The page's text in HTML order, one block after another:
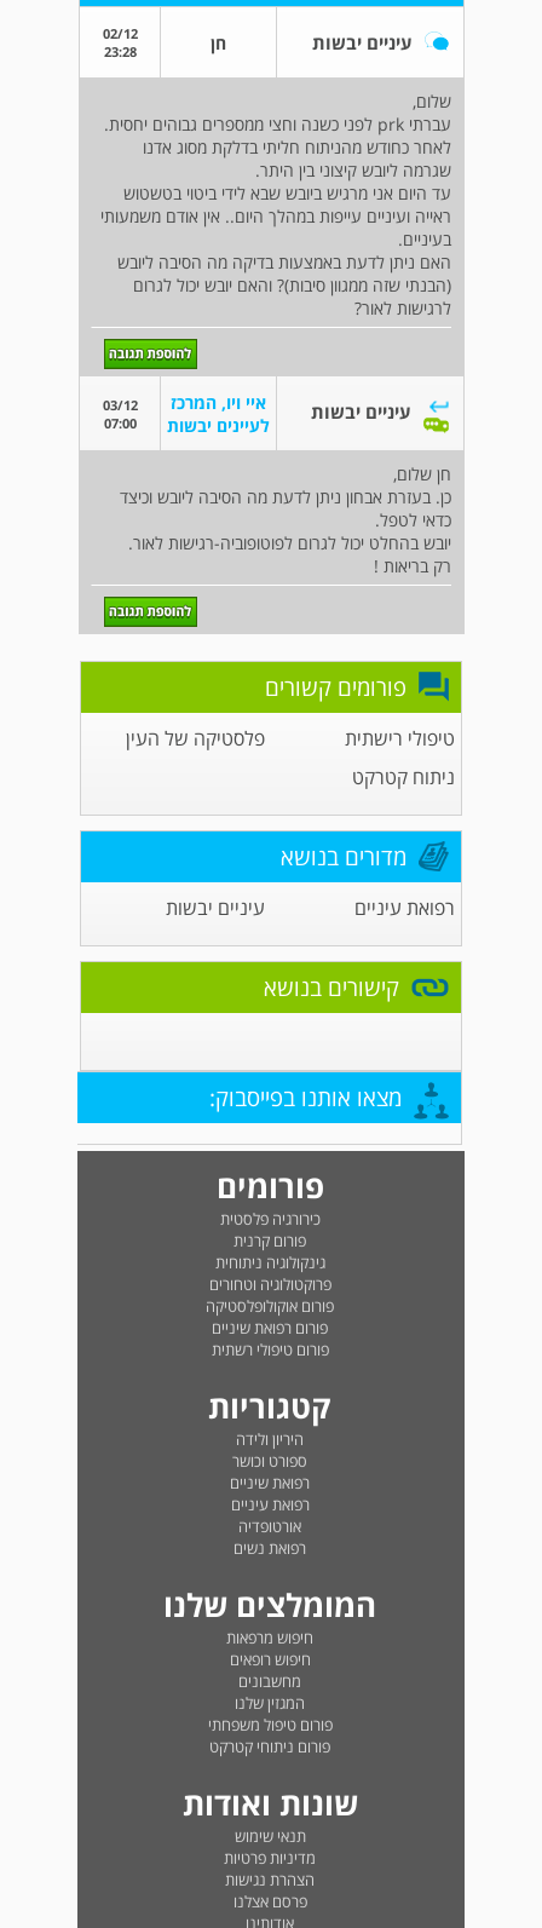
עיניים יבשות חן
02/12
23:28
שלום,
עברתי prk לפני כשנה וחצי ממספרים גבוהים יחסית.
לאחר כחודש מהניתוח חליתי בדלקת מסוג אדנו
שגרמה ליובש קיצוני בין היתר.
עד היום אני מרגיש ביובש שבא לידי ביטוי בטשטוש
ראייה ועיניים עייפות במהלך היום.. אין אודם משמעותי
בעיניים.
האם ניתן לדעת באמצעות בדיקה מה הסיבה ליובש
(הבנתי שזה ממגוון סיבות)? והאם יובש יכול לגרום
לרגישות לאור?
עיניים יבשות
איי ויו, המרכז
לעיינים יבשות
03/12
07:00
חן שלום,
כן. בעזרת אבחון ניתן לדעת מה הסיבה ליובש וכיצד
כדאי לטפל.
יובש בהחלט יכול לגרום לפוטופוביה-רגישות לאור.
רק בריאות !
פורומים קשורים
טיפולי רישתית
פלסטיקה של העין
ניתוח קטרקט
מדורים בנושא
רפואת עיניים עיניים יבשות
קישורים בנושא
מצאו אותנו בפייסבוק:
פורומים
כירורגיה פלסטית
פורום קרנית
גינקולוגיה ניתוחית
פרוקטולוגיה וטחורים
פורום אוקולופלסטיקה
פורום רפואת שיניים
פורום טיפולי רשתית
קטגוריות
היריון ולידה
ספורט וכושר
רפואת שיניים
רפואת עיניים
אורטופדיה
רפואת נשים
המומלצים שלנו
חיפוש מרפאות
חיפוש רופאים
מחשבונים
המגזין שלנו
פורום טיפול משפחתי
פורום ניתוחי קטרקט
שונות ואודות
תנאי שימוש
מדיניות פרטיות
הצהרת נגישות
פרסם אצלנו
אודותינו